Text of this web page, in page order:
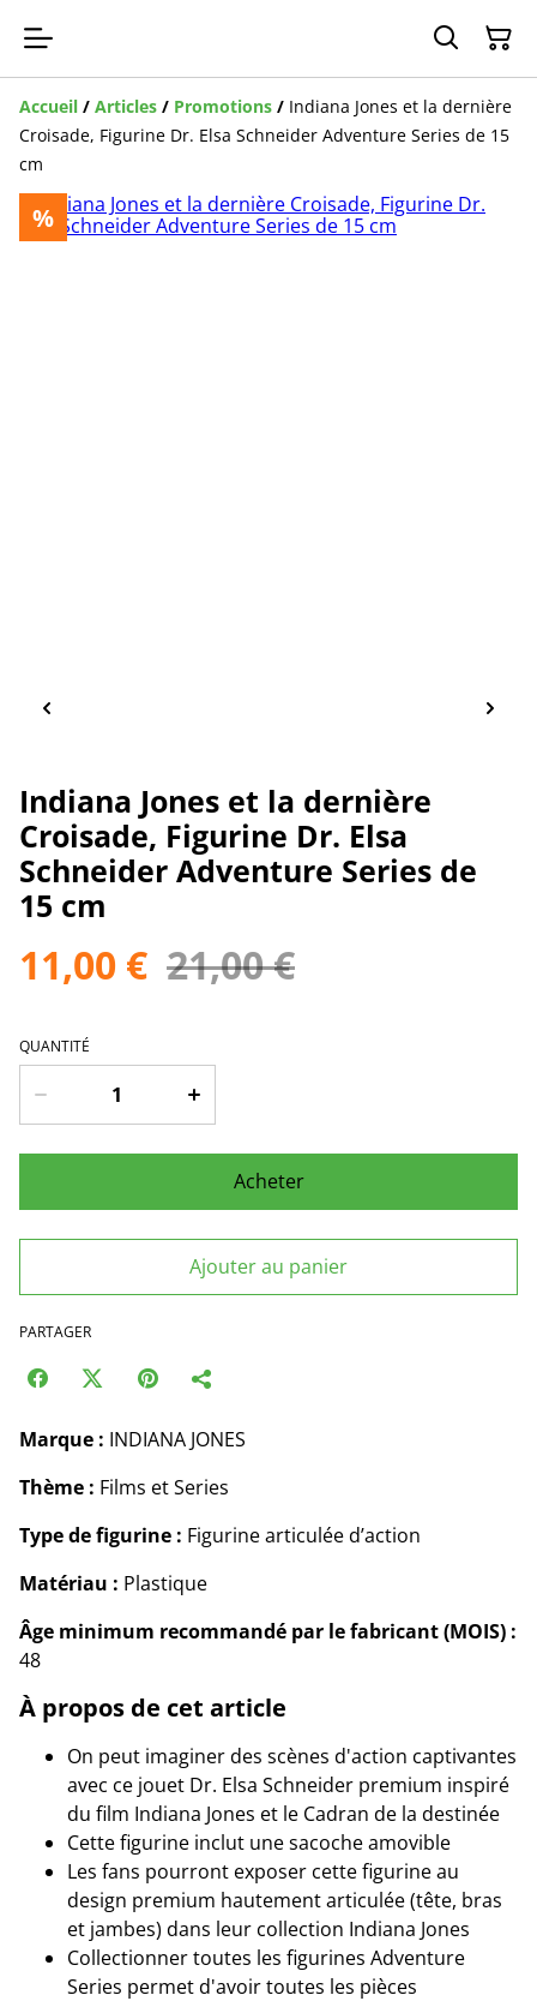
Accueil / Articles / Promotions / Indiana Jones et la dernière
Croisade, Figurine Dr. Elsa Schneider Adventure Series de 15
cm
%
Indiana Jones et la dernière
Croisade, Figurine Dr. Elsa
Schneider Adventure Series de
15 cm
11,00 € 21,00 €
QUANTITÉ
Acheter
Ajouter au panier
PARTAGER
Marque : INDIANA JONES
Thème : Films et Series
Type de figurine : Figurine articulée d’action
Matériau : Plastique
Âge minimum recommandé par le fabricant (MOIS) :
48
À propos de cet article
On peut imaginer des scènes d'action captivantes
avec ce jouet Dr. Elsa Schneider premium inspiré
du film Indiana Jones et le Cadran de la destinée
Cette figurine inclut une sacoche amovible
Les fans pourront exposer cette figurine au
design premium hautement articulée (tête, bras
et jambes) dans leur collection Indiana Jones
Collectionner toutes les figurines Adventure
Series permet d'avoir toutes les pièces